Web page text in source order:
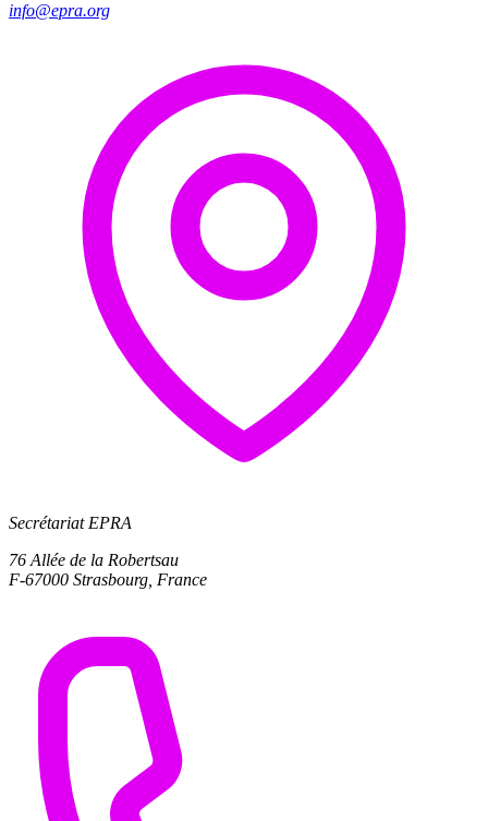
info@epra.org
Secrétariat EPRA
76 Allée de la Robertsau
F-67000 Strasbourg, France